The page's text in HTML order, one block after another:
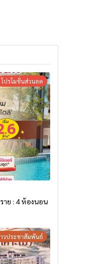
โปรโมชั่นส่วนลด
าย : 4 ห้องนอน
วประชาสัมพันธ์